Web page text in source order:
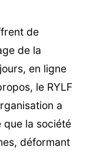
de
de la
en ligne
le RYLF
a
que la société
déformant